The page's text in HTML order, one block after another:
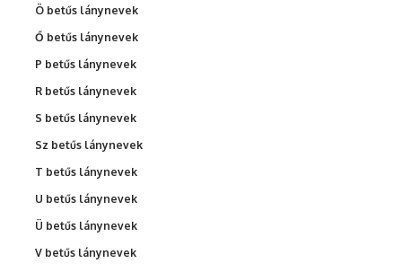
Ö betűs lánynevek
Ő betűs lánynevek
P betűs lánynevek
R betűs lánynevek
S betűs lánynevek
Sz betűs lánynevek
T betűs lánynevek
U betűs lánynevek
Ü betűs lánynevek
V betűs lánynevek